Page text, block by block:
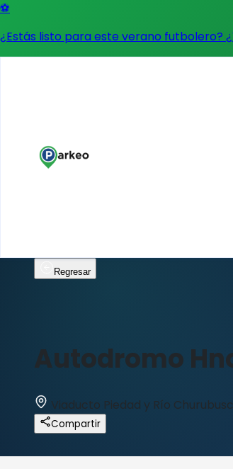
⚽
¿Estás listo para este verano futbolero?
Regresar
Autodromo
Viaducto Piedad y Río
Compartir